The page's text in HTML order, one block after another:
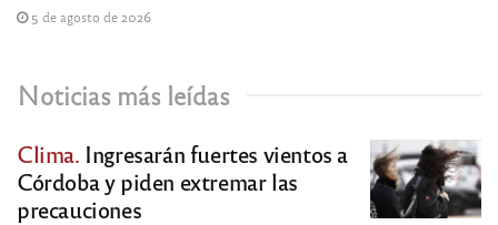
5 de agosto de 2026
Noticias más leídas
Clima. Ingresarán fuertes vientos a
Córdoba y piden extremar las
precauciones